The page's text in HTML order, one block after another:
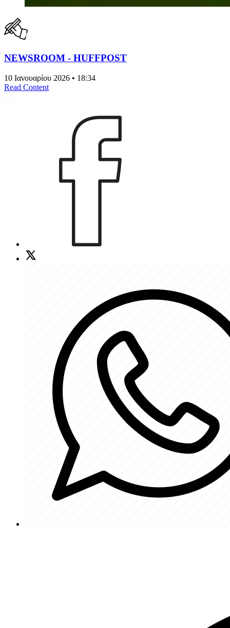
NEWSROOM - HUFFPOST
10 Ιανουαρίου 2026 • 18:34
Read Content